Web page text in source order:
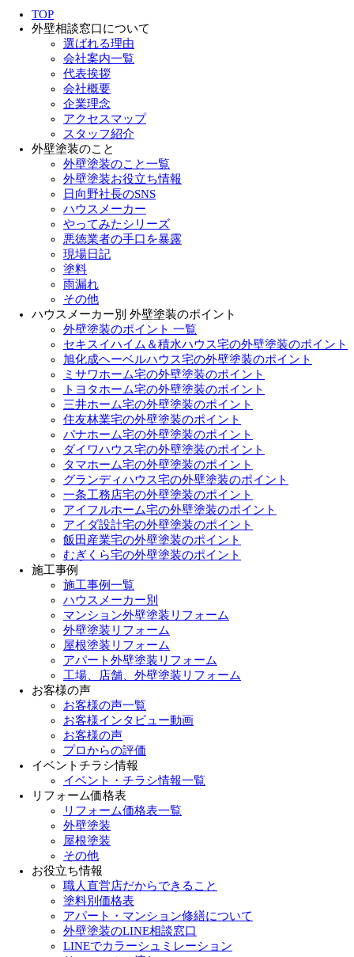
TOP
外壁相談窓口について
選ばれる理由
会社案内一覧
代表挨拶
会社概要
企業理念
アクセスマップ
スタッフ紹介
外壁塗装のこと
外壁塗装のこと一覧
外壁塗装お役立ち情報
日向野社長のSNS
ハウスメーカー
やってみたシリーズ
悪徳業者の手口を暴露
現場日記
塗料
雨漏れ
その他
ハウスメーカー別 外壁塗装のポイント
外壁塗装のポイント 一覧
セキスイハイム＆積水ハウス宅の外壁塗装のポイント
旭化成ヘーベルハウス宅の外壁塗装のポイント
ミサワホーム宅の外壁塗装のポイント
トヨタホーム宅の外壁塗装のポイント
三井ホーム宅の外壁塗装のポイント
住友林業宅の外壁塗装のポイント
パナホーム宅の外壁塗装のポイント
ダイワハウス宅の外壁塗装のポイント
タマホーム宅の外壁塗装のポイント
グランディハウス宅の外壁塗装のポイント
一条工務店宅の外壁塗装のポイント
アイフルホーム宅の外壁塗装のポイント
アイダ設計宅の外壁塗装のポイント
飯田産業宅の外壁塗装のポイント
むぎくら宅の外壁塗装のポイント
施工事例
施工事例一覧
ハウスメーカー別
マンション外壁塗装リフォーム
外壁塗装リフォーム
屋根塗装リフォーム
アパート外壁塗装リフォーム
工場、店舗、外壁塗装リフォーム
お客様の声
お客様の声一覧
お客様インタビュー動画
お客様の声
プロからの評価
イベントチラシ情報
イベント・チラシ情報一覧
リフォーム価格表
リフォーム価格表一覧
外壁塗装
屋根塗装
その他
お役立ち情報
職人直営店だからできること
塗料別価格表
アパート・マンション修繕について
外壁塗装のLINE相談窓口
LINEでカラーシュミレーション